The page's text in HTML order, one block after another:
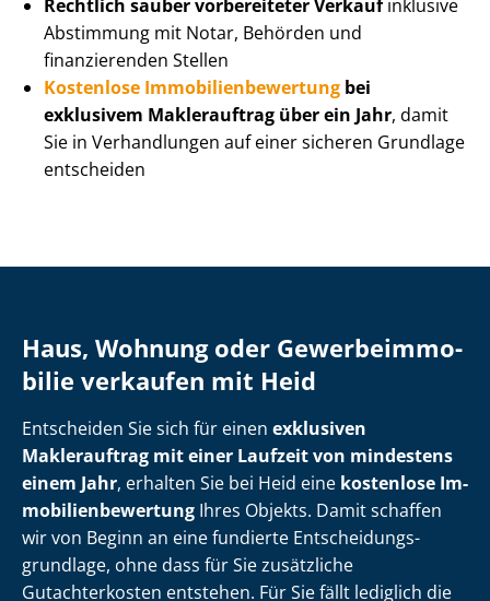
Rechtlich sauber vorbereiteter Verkauf inklusive
Abstimmung mit Notar, Behörden und
finanzierenden Stellen
Kostenlose Im­mo­bi­li­en­be­wer­tung bei
exklusivem Maklerauftrag über ein Jahr, damit
Sie in Verhandlungen auf einer sicheren Grundlage
entscheiden
Haus, Wohnung oder Ge­wer­be­im­mo­
bi­lie verkaufen mit Heid
Entscheiden Sie sich für einen exklusiven
Maklerauftrag mit einer Laufzeit von mindestens
einem Jahr, erhalten Sie bei Heid eine kostenlose Im­
mo­bi­li­en­be­wer­tung Ihres Objekts. Damit schaffen
wir von Beginn an eine fundierte Ent­schei­dungs­
grund­la­ge, ohne dass für Sie zusätzliche
Gutachterkosten entstehen. Für Sie fällt lediglich die